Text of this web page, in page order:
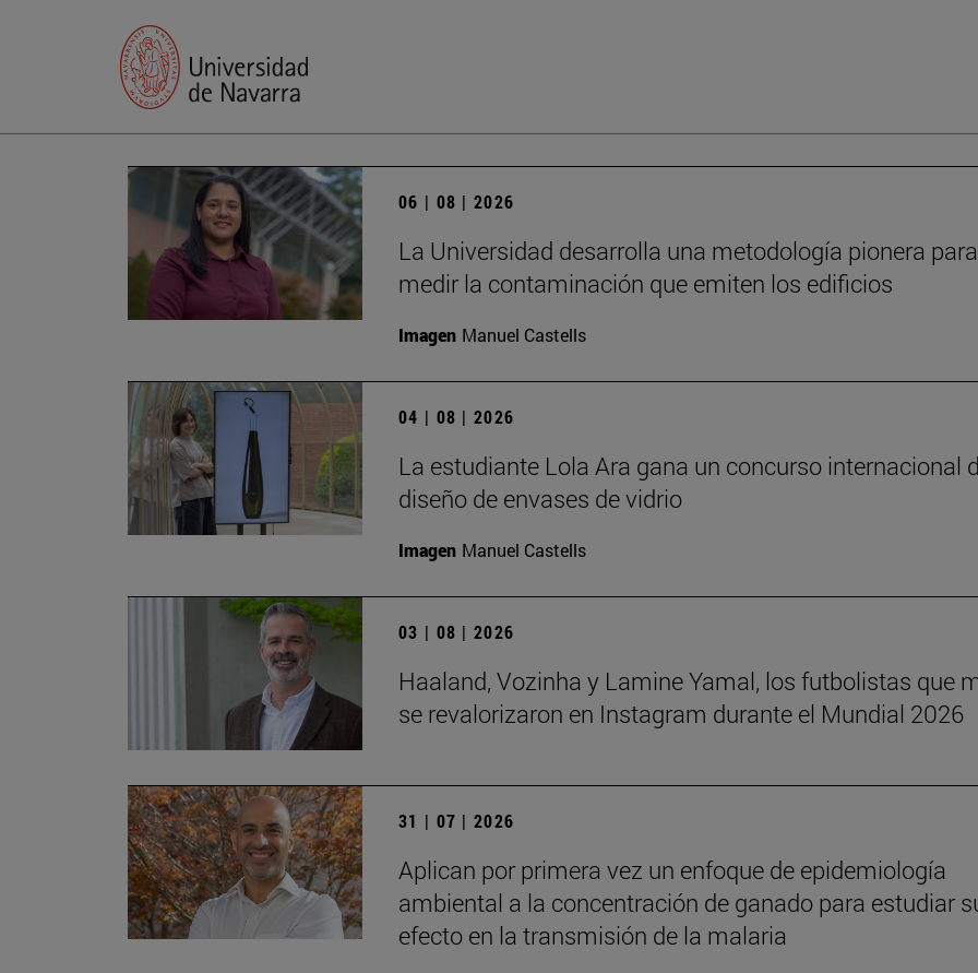
06 | 08 | 2026
La Universidad desarrolla una metodología pionera para
medir la contaminación que emiten los edificios
Imagen Manuel Castells
04 | 08 | 2026
La estudiante Lola Ara gana un concurso internacional
diseño de envases de vidrio
Imagen Manuel Castells
03 | 08 | 2026
Haaland, Vozinha y Lamine Yamal, los futbolistas que
se revalorizaron en Instagram durante el Mundial 2026
31 | 07 | 2026
Aplican por primera vez un enfoque de epidemiología
ambiental a la concentración de ganado para estudiar
efecto en la transmisión de la malaria